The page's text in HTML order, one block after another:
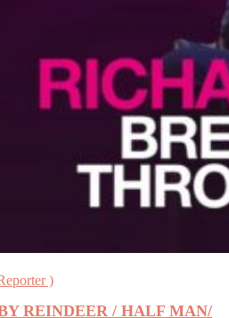
)
REINDEER / HALF MAN/